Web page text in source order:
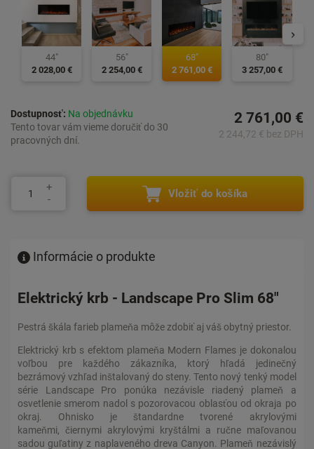
44"
2 028,00 €
56"
2 254,00 €
68"
2 761,00 €
80"
3 257,00 €
Dostupnosť: Na objednávku
Tento tovar vám vieme doručiť do 30
pracovných dní.
2 761,00 €
2 244,72 € bez DPH
Vložiť do košíka
Informácie o produkte
Elektrický krb - Landscape Pro Slim 68"
Pestrá škála farieb plameňa môže zdobiť aj váš obytný priestor.
Elektrický krb s efektom plameňa Modern Flames je dokonalou
voľbou pre každého zákazníka, ktorý hľadá jedinečný
bezrámový vzhľad inštalovaný do steny. Tento nový tenký model
série Landscape Pro ponúka nezávisle riadený plameň a
osvetlenie smerom nadol s pozorovacou oblasťou od okraja po
okraj. Ohnisko je štandardne tvorené akrylovými
kameňmi, čiernymi akrylovými kryštálmi a ručne maľovanou
sadou guľatiny z naplaveného dreva Canyon. Plameň nezávislý